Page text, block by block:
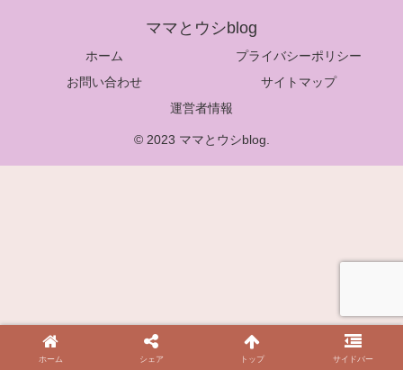
ママとウシblog
ホーム
プライバシーポリシー
お問い合わせ
サイトマップ
運営者情報
© 2023 ママとウシblog.
ホーム シェア トップ サイドバー